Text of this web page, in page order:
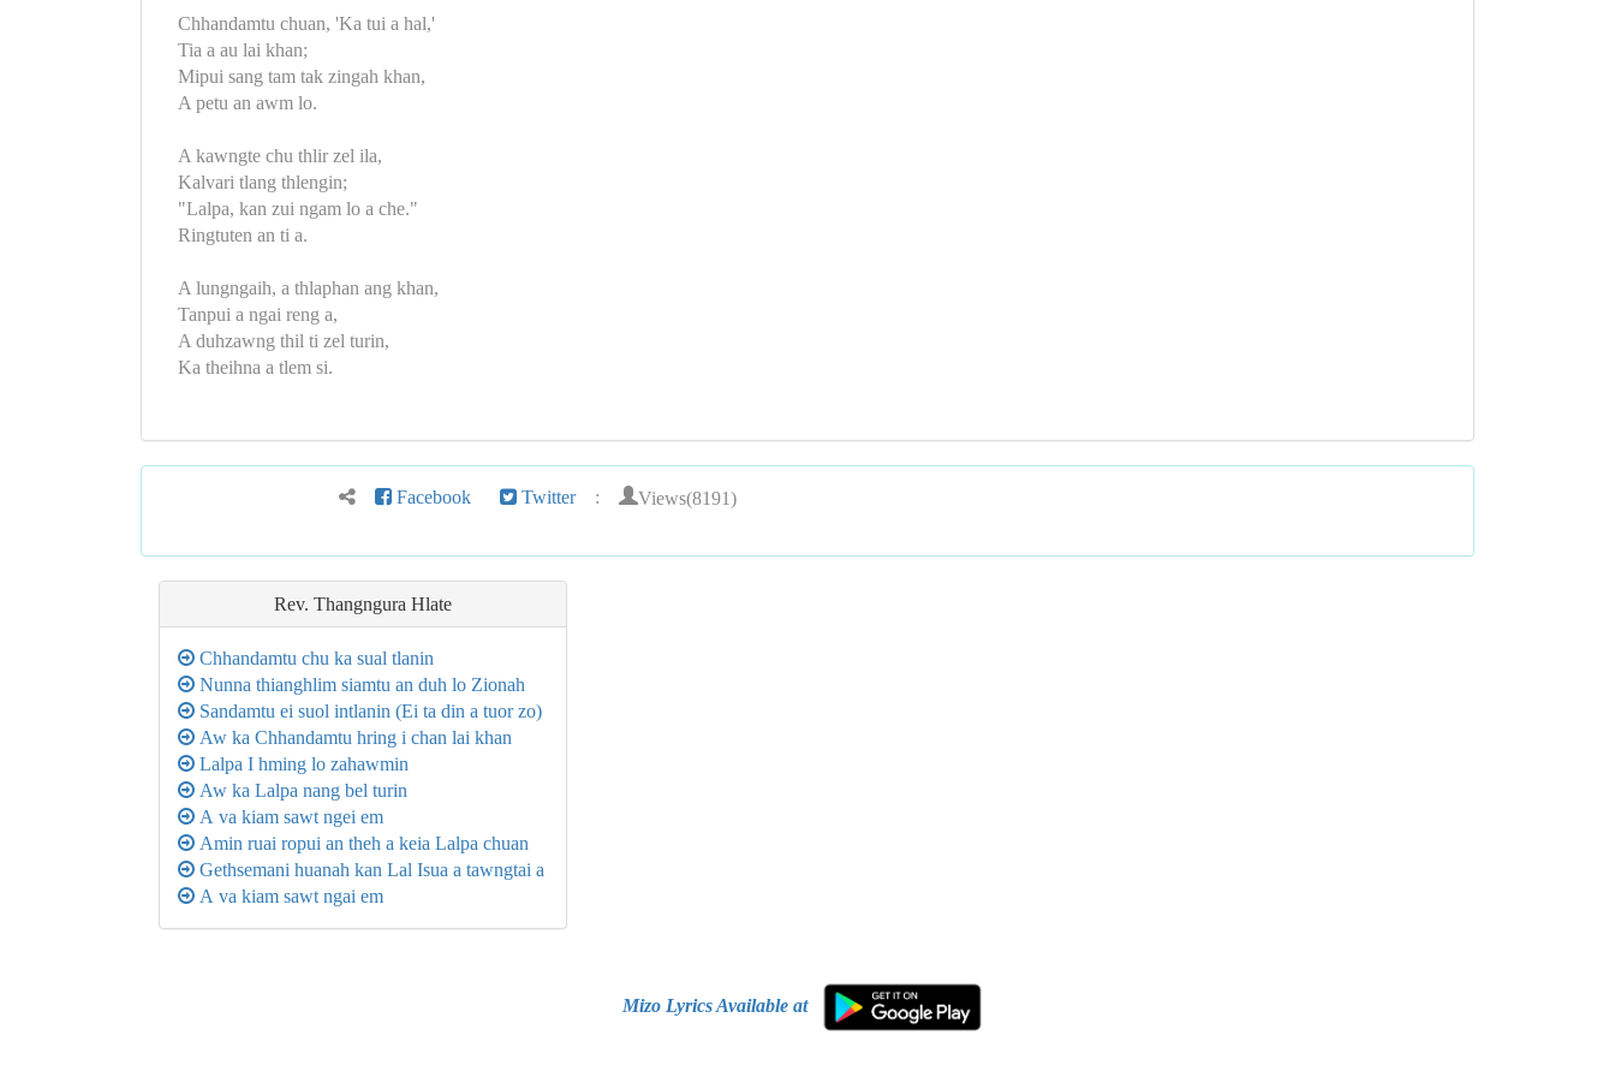
Chhandamtu chuan, 'Ka tui a hal,'
Tia a au lai khan;
Mipui sang tam tak zingah khan,
A petu an awm lo.
A kawngte chu thlir zel ila,
Kalvari tlang thlengin;
"Lalpa, kan zui ngam lo a che."
Ringtuten an ti a.
A lungngaih, a thlaphan ang khan,
Tanpui a ngai reng a,
A duhzawng thil ti zel turin,
Ka theihna a tlem si.
Facebook Twitter : Views(8191)
Rev. Thangngura Hlate
Chhandamtu chu ka sual tlanin
Nunna thianghlim siamtu an duh lo Zionah
Sandamtu ei suol intlanin (Ei ta din a tuor zo)
Aw ka Chhandamtu hring i chan lai khan
Lalpa I hming lo zahawmin
Aw ka Lalpa nang bel turin
A va kiam sawt ngei em
Amin ruai ropui an theh a keia Lalpa chuan
Gethsemani huanah kan Lal Isua a tawngtai a
A va kiam sawt ngai em
Mizo Lyrics Available at